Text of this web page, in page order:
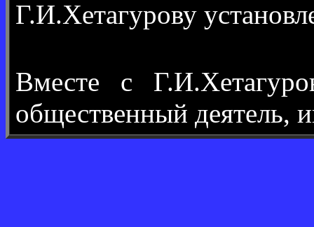
Г.И.Хетагурову
Вместе с
общественный деятель,